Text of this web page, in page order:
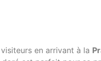
en arrivant à la